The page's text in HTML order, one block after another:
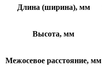
Длина (ширина), мм
Высота, мм
Межосевое расстояние, мм